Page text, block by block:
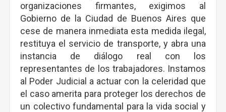
organizaciones firmantes, exigimos al
Gobierno de la Ciudad de Buenos Aires que
cese de manera inmediata esta medida ilegal,
restituya el servicio de transporte, y abra una
instancia de diálogo real con los
representantes de los trabajadores. Instamos
al Poder Judicial a actuar con la celeridad que
el caso amerita para proteger los derechos de
un colectivo fundamental para la vida social y